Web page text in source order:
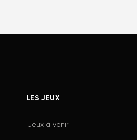
LES JEUX
Jeux à venir